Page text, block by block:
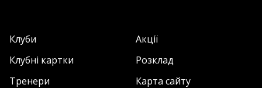
Клуби
Акції
Клубні картки
Розклад
Тренери
Карта сайту